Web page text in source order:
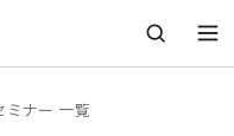
ミナー 一覧